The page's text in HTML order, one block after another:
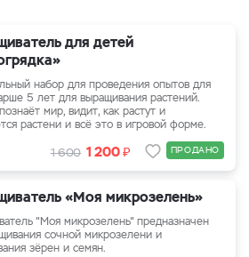
для детей
набор для проведения опытов для
5 лет для выращивания растений.
мир, видит, как растут и
растени и всё это в игровой форме.
1 600 1 200₽ ПРОДАНО
«Моя микрозелень»
"Моя микрозелень" предназначен
сочной микрозелени и
зёрен и семян.